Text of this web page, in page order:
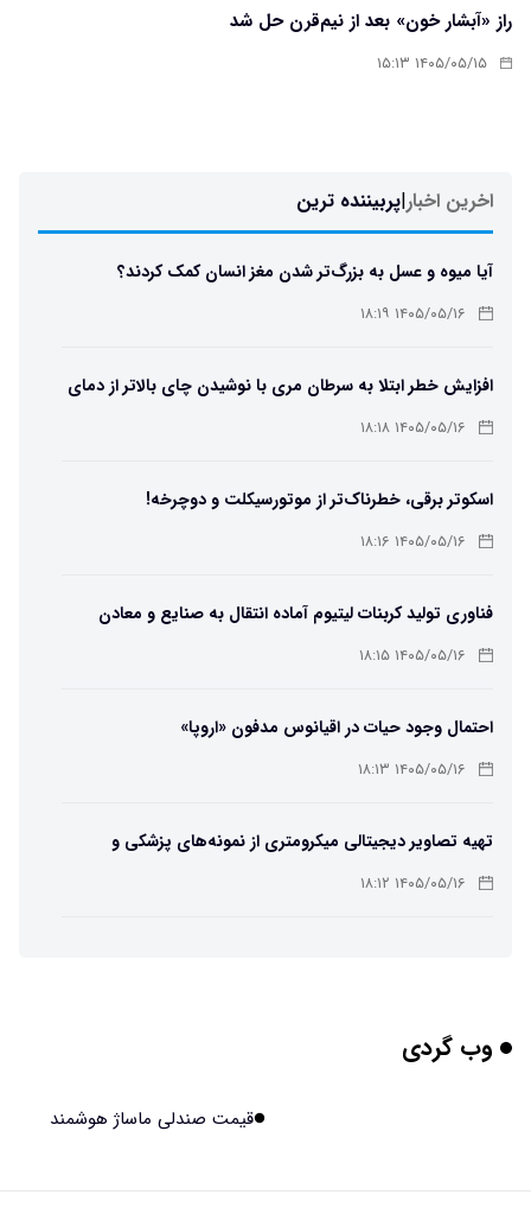
راز «آبشار خون» بعد از نیم‌قرن حل شد
۱۴۰۵/۰۵/۱۵ ۱۵:۱۳
اخرین اخبار|پربیننده ترین
آیا میوه و عسل به بزرگ‌تر شدن مغز انسان کمک کردند؟
۱۴۰۵/۰۵/۱۶ ۱۸:۱۹
افزایش خطر ابتلا به سرطان مری با نوشیدن چای بالاتر از دمای
۶۵ درجه ۱۴۰۵/۰۵/۱۶ ۱۸:۱۸
اسکوتر برقی، خطرناک‌تر از موتورسیکلت و دوچرخه!
۱۴۰۵/۰۵/۱۶ ۱۸:۱۶
فناوری تولید کربنات لیتیوم آماده انتقال به صنایع و معادن
است۱۴۰۵/۰۵/۱۶ ۱۸:۱۵
احتمال وجود حیات در اقیانوس مدفون «اروپا»
۱۴۰۵/۰۵/۱۶ ۱۸:۱۳
تهیه تصاویر دیجیتالی میکرومتری از نمونه‌های پزشکی و
صنعتی۱۴۰۵/۰۵/۱۶ ۱۸:۱۲
وب گردی
قیمت صندلی ماساژ هوشمند